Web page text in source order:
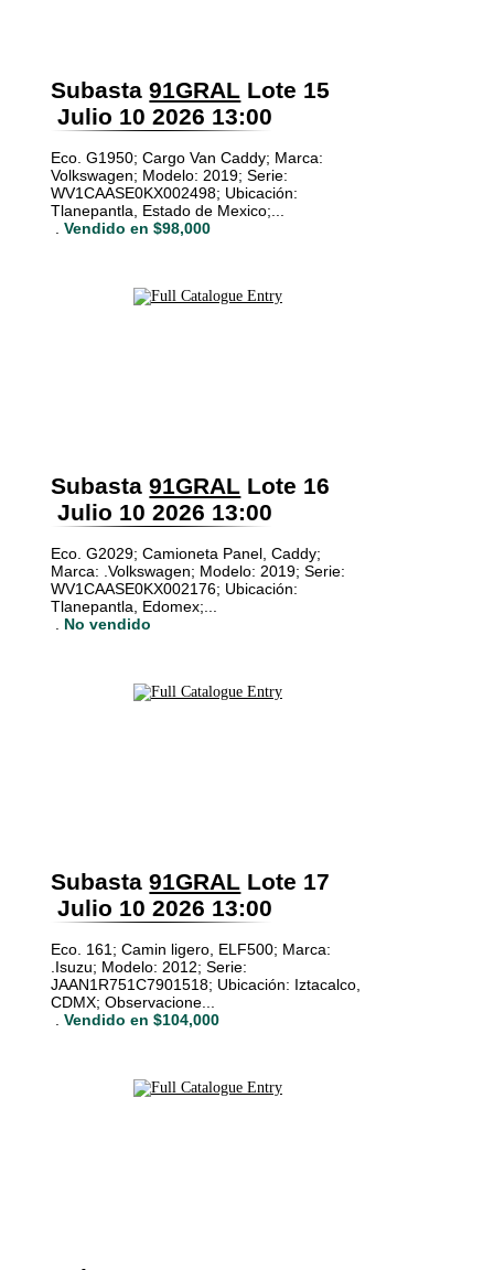
Subasta 91GRAL Lote 15
Julio 10 2026 13:00
Eco. G1950; Cargo Van Caddy; Marca:
Volkswagen; Modelo: 2019; Serie:
WV1CAASE0KX002498; Ubicación:
Tlanepantla, Estado de Mexico;...
Vendido en $98,000
Subasta 91GRAL Lote 16
Julio 10 2026 13:00
Eco. G2029; Camioneta Panel, Caddy;
Marca: .Volkswagen; Modelo: 2019; Serie:
WV1CAASE0KX002176; Ubicación:
Tlanepantla, Edomex;...
No vendido
Subasta 91GRAL Lote 17
Julio 10 2026 13:00
Eco. 161; Camin ligero, ELF500; Marca:
.Isuzu; Modelo: 2012; Serie:
JAAN1R751C7901518; Ubicación: Iztacalco,
CDMX; Observacione...
Vendido en $104,000